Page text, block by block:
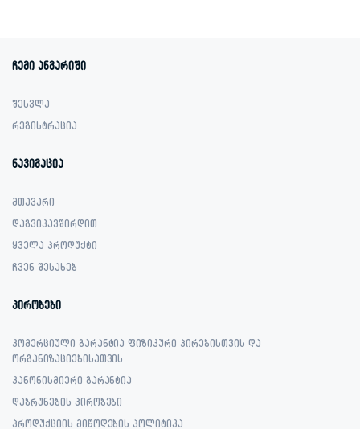
ჩემი ანგარიში
შესვლა
რეგისტრაცია
ნავიგაცია
მთავარი
დაგვიკავშირდით
ყველა პროდუქტი
ჩვენ შესახებ
პირობები
კომერციული გარანტია ფიზიკური პირებისთვის და
ორგანიზაციებისათვის
კანონისმიერი გარანტია
დაბრუნების პირობები
პროდუქციის მიწოდების პოლიტიკა